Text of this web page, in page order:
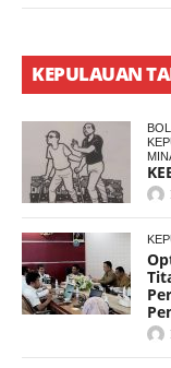
KEPULAUAN